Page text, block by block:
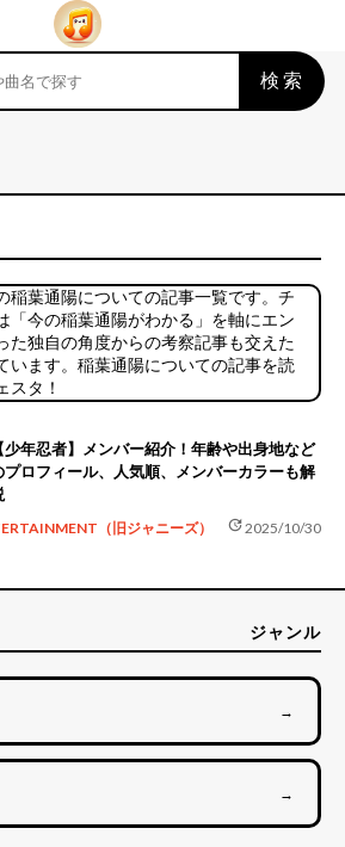
検索
稲葉通陽についての記事一覧です。チ
「今の稲葉通陽がわかる」を軸にエン
た独自の角度からの考察記事も交えた
います。稲葉通陽についての記事を読
スタ！
【少年忍者】メンバー紹介！年齢や出身地など
プロフィール、人気順、メンバーカラーも解
（旧ジャニーズ） update2025/10/30
ジャンル
→
→